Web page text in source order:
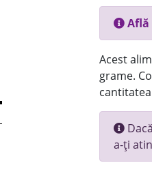
Află
Acest
grame.
a-ți